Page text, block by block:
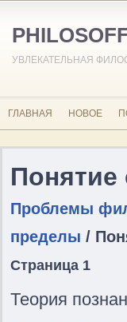
УВЛЕКАТЕЛЬНАЯ
ГЛАВНАЯ НОВОЕ
Понятие
Проблемы
пределы /
Страница 1
Теория